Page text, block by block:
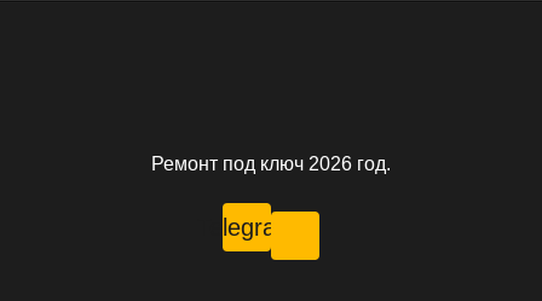
Ремонт под ключ 2026 год.
Telegram